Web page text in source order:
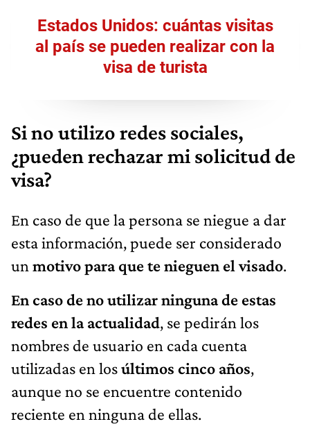
Estados Unidos: cuántas visitas
al país se pueden realizar con la
visa de turista
Si no utilizo redes sociales,
¿pueden rechazar mi solicitud de
visa?
En caso de que la persona se niegue a dar
esta información, puede ser considerado
un motivo para que te nieguen el visado.
En caso de no utilizar ninguna de estas
redes en la actualidad, se pedirán los
nombres de usuario en cada cuenta
utilizadas en losúltimos cinco años,
aunque no se encuentre contenido
reciente en ninguna de ellas.